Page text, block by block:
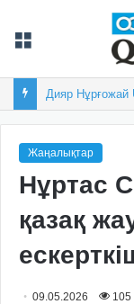
Жаңалықтар
Нұртас
қазақ
09.05.2026 105